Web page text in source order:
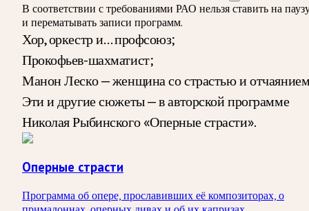
В соответствии с требованиями РАО нельзя ставить на
и перематывать записи программ.
Хор, оркестр и… профсоюз;
Прокофьев-шахматист;
Манон Леско — женщина со страстью и
Эти и другие сюжеты — в авторской программе
Николая Рыбинского «Оперные страсти».
Оперные страсти
Программа об опере, прославивших её композиторах, о